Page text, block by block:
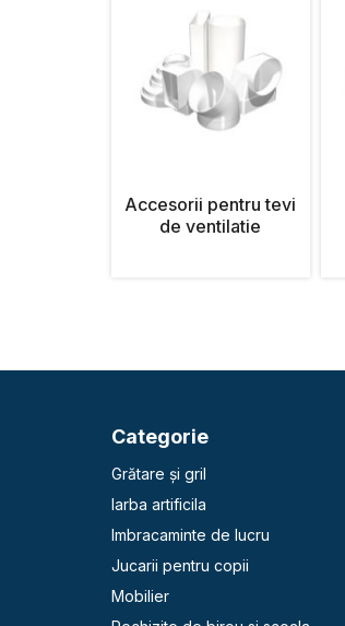
Accesorii pentru tevi
de ventilatie
Categorie
Grătare și gril
Iarba artificila
Imbracaminte de lucru
Jucarii pentru copii
Mobilier